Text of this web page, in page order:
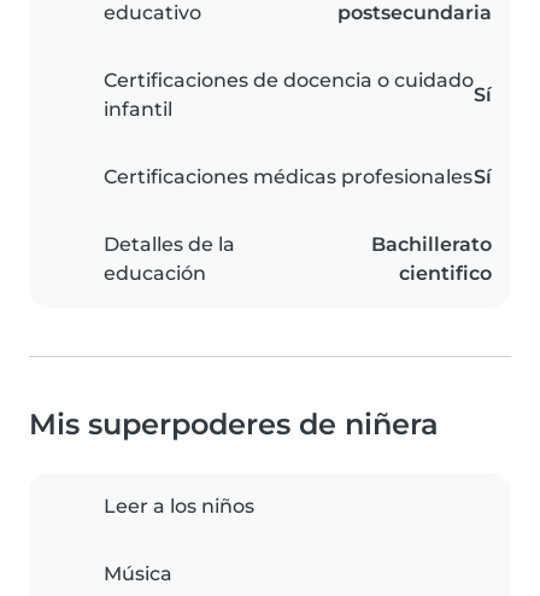
educativo
postsecundaria
Certificaciones de docencia o cuidado
infantil
Sí
Certificaciones médicas profesionalesSí
Detalles de la
educación
Bachillerato
cientifico
Mis superpoderes de niñera
Leer a los niños
Música